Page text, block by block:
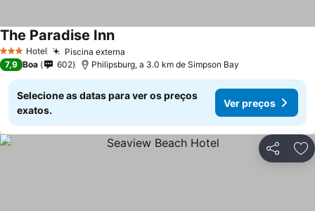
3 EstrelasHotel Piscina externa
The Paradise Inn
7,9 Boa 602 Philipsburg, a 3.0 km de Simpson Bay
Selecione as datas para ver os preços
exatos.
Ver preços
Partilhar